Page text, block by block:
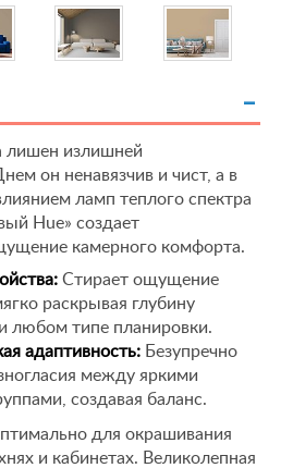
лишен излишней
он ненавязчив и чист, а в
ламп теплого спектра
Hue» создает
камерного комфорта.
Стирает ощущение
раскрывая глубину
любом типе планировки.
адаптивность: Безупречно
между яркими
создавая баланс.
для окрашивания
и кабинетах. Великолепная